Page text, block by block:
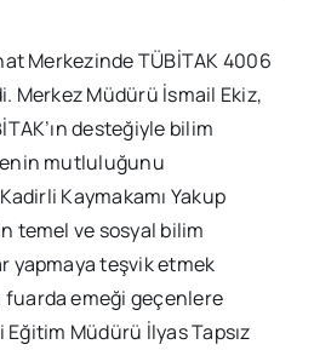
Merkezinde TÜBİTAK 4006
Merkez Müdürü İsmail Ekiz,
desteğiyle bilim
mutluluğunu
Kaymakamı Yakup
temel ve sosyal bilim
yapmaya teşvik etmek
fuarda emeği geçenlere
Müdürü İlyas Tapsız